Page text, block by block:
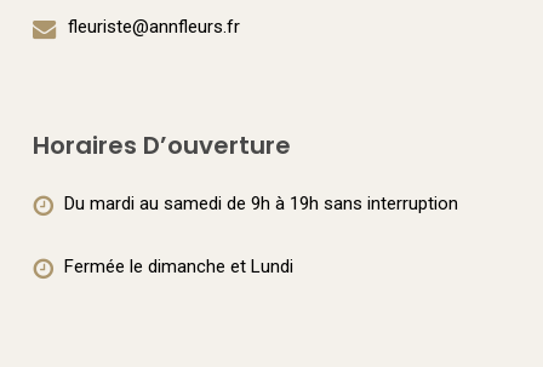
fleuriste@annfleurs.fr
Horaires D’ouverture
Du mardi au samedi de 9h à 19h sans interruption
Fermée le dimanche et Lundi